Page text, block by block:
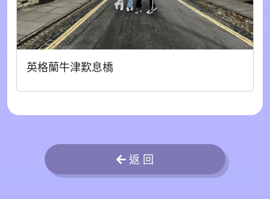
英格蘭牛津歎息橋
返 回